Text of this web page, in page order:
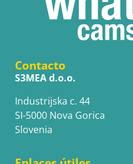
Contacto
S3MEA d.o.o.
Industrijska c. 44
SI-5000 Nova Gorica
Slovenia